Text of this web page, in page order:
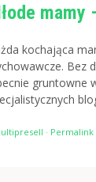
mamy
kochająca
Bez
gruntowne
· Permalink